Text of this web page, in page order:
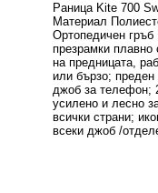
Раница Kite 700
Материал
Ортопедичен
презрамки плавно
на предницата,
или бързо;
джоб за телефон;
усилено и лесно
всички страни;
всеки джоб /